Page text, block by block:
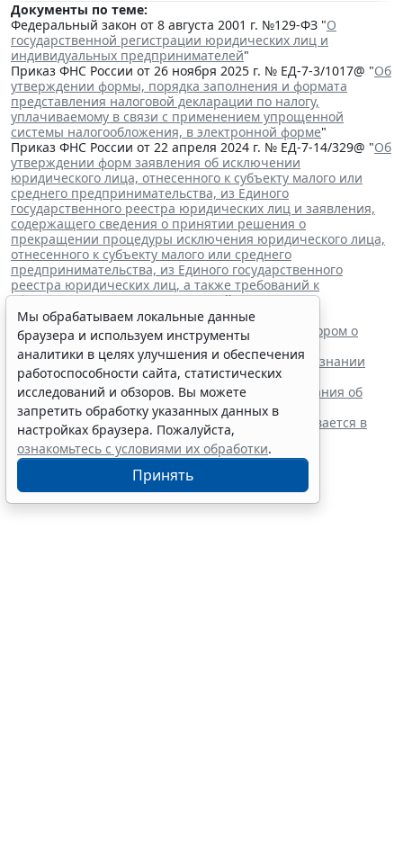
Документы по теме:
Федеральный закон от 8 августа 2001 г. №129-ФЗ "О
государственной регистрации юридических лиц и
индивидуальных предпринимателей"
Приказ ФНС России от 26 ноября 2025 г. № ЕД-7-3/1017@ "Об
утверждении формы, порядка заполнения и формата
представления налоговой декларации по налогу,
уплачиваемому в связи с применением упрощенной
системы налогообложения, в электронной форме"
Приказ ФНС России от 22 апреля 2024 г. № ЕД-7-14/329@ "Об
утверждении форм заявления об исключении
юридического лица, отнесенного к субъекту малого или
среднего предпринимательства, из Единого
государственного реестра юридических лиц и заявления,
содержащего сведения о принятии решения о
прекращении процедуры исключения юридического лица,
отнесенного к субъекту малого или среднего
предпринимательства, из Единого государственного
реестра юридических лиц, а также требований к
оформлению указанных заявлений"
Читайте также:
ВС РФ поддержал заявителя в споре с регистратором о
внесении записи в ЕГРЮЛ
Суд обязал заключить трудовой договор при признании
отказа в приеме незаконным
Резидентам РФ указали на нюансы информирования об
открытии счетов за границей
Обеспечительный платеж в рамках СПОТ учитывается в
расходах по УСН
Мы обрабатываем локальные данные
браузера и используем инструменты
аналитики в целях улучшения и обеспечения
работоспособности сайта, статистических
исследований и обзоров. Вы можете
запретить обработку указанных данных в
настройках браузера. Пожалуйста,
ознакомьтесь с условиями их обработки.
Принять